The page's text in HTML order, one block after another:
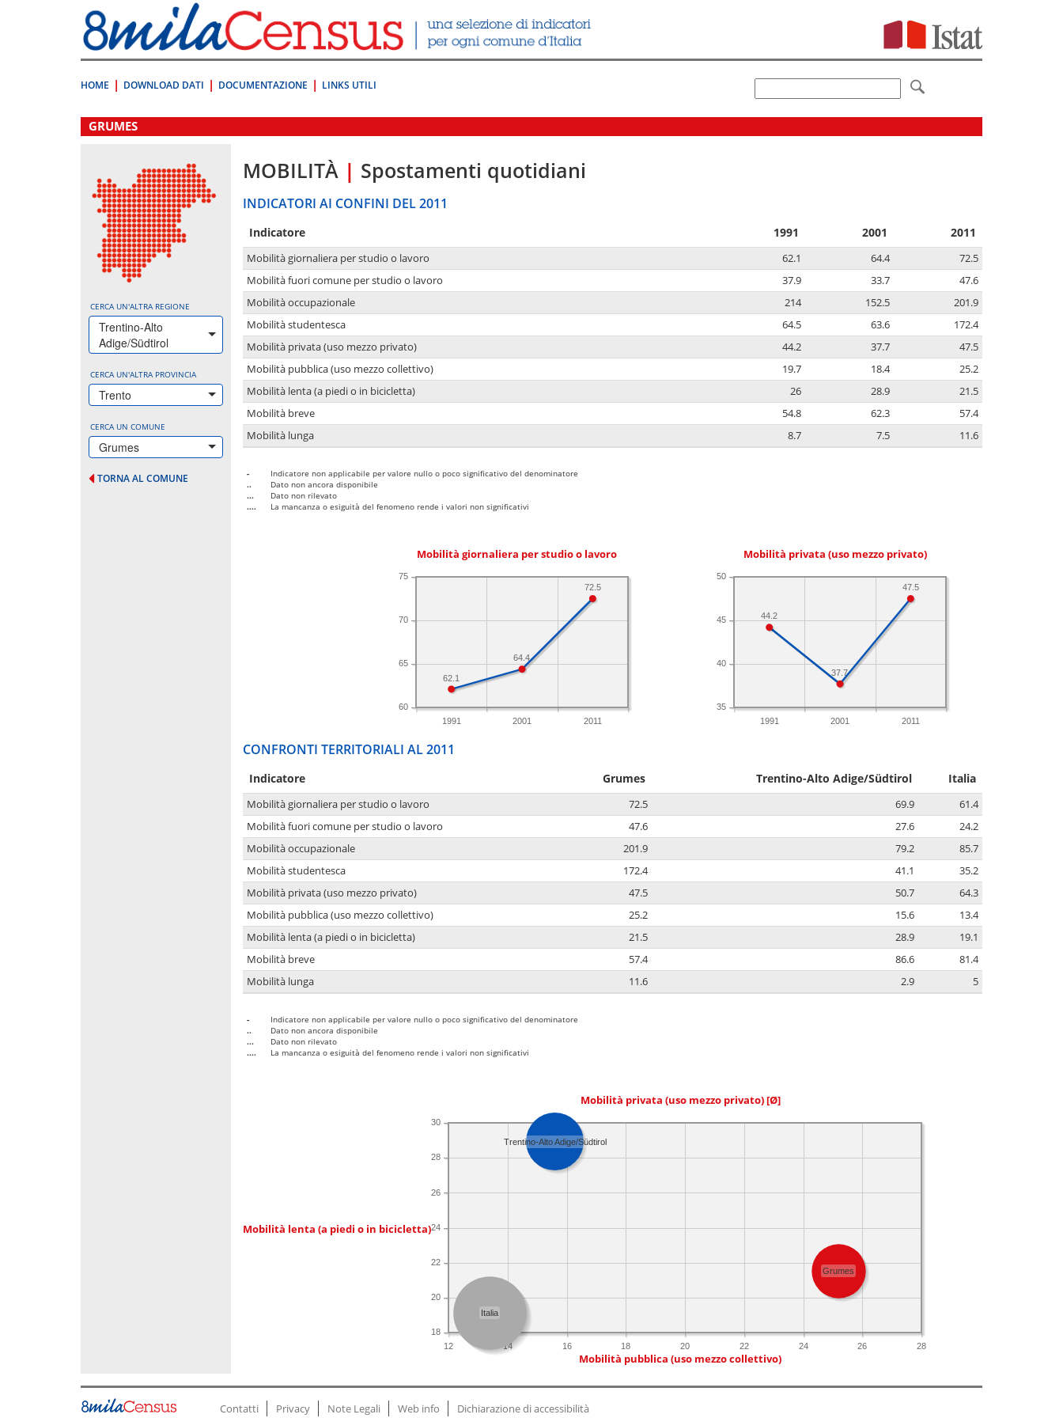
direttamente
a:
Contenuto
HOME DOWNLOAD DATI DOCUMENTAZIONE LINKS UTILI
.
GRUMES
CERCA UN'ALTRA REGIONE
Trentino-Alto
Adige/Südtirol
CERCA UN'ALTRA PROVINCIA
Trento
CERCA UN COMUNE
Grumes
TORNA AL COMUNE
MOBILITÀ | Spostamenti quotidiani
INDICATORI AI CONFINI DEL 2011
Indicatore 1991 2001 2011
Mobilità giornaliera per studio o lavoro 62.1 64.4
72.5
Mobilità fuori comune per studio o lavoro
37.9 33.7
47.6
Mobilità occupazionale
214 152.5
201.9
Mobilità studentesca
64.5 63.6
172.4
Mobilità privata (uso mezzo privato)
44.2 37.7
47.5
Mobilità pubblica (uso mezzo collettivo)
19.7 18.4
25.2
Mobilità lenta (a piedi o in bicicletta)
26 28.9
21.5
Mobilità breve
54.8 62.3
57.4
Mobilità lunga
8.7 7.5 11.6
-
Indicatore non applicabile per valore nullo o poco significativo del denominatore
..
Dato non ancora disponibile
...
Dato non rilevato
....
La mancanza o esiguità del fenomeno rende i valori non significativi
Mobilità giornaliera per studio o lavoro
1991 2001 2011
60
65
70
75
72.5
64.4
62.1
Mobilità privata (uso mezzo privato)
1991 2001 2011
35
40
45
50
47.5
37.7
44.2
CONFRONTI TERRITORIALI AL 2011
Indicatore Grumes Trentino-Alto Adige/Südtirol Italia
Mobilità giornaliera per studio o lavoro 72.5 69.9
61.4
Mobilità fuori comune per studio o lavoro
47.6 27.6
24.2
Mobilità occupazionale
201.9 79.2
85.7
Mobilità studentesca
172.4 41.1
35.2
Mobilità privata (uso mezzo privato)
47.5 50.7
64.3
Mobilità pubblica (uso mezzo collettivo)
25.2 15.6
13.4
Mobilità lenta (a piedi o in bicicletta)
21.5 28.9
19.1
Mobilità breve
57.4 86.6
81.4
Mobilità lunga
11.6 2.9 5
-
Indicatore non applicabile per valore nullo o poco significativo del denominatore
..
Dato non ancora disponibile
...
Dato non rilevato
....
La mancanza o esiguità del fenomeno rende i valori non significativi
Mobilità privata (uso mezzo privato) [Ø]
Mobilità lenta (a piedi o in bicicletta)
12 14 16 18 20 22 24 26 28
18
20
22
24
26
28
30
Italia
Trentino-Alto Adige/Südtirol
Grumes
Mobilità pubblica (uso mezzo collettivo)
Contatti Privacy Note Legali Web info Dichiarazione di accessibilità